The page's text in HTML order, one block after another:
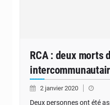
RCA : deux morts
2 janvier 2020
Deux personnes ont été